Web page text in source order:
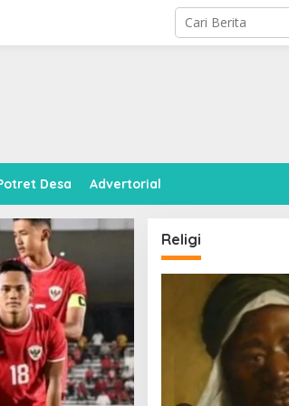
Desa Advertorial
Religi